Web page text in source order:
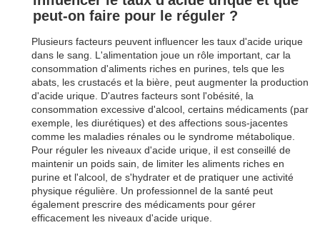
peut-on faire pour le réguler ?
Plusieurs facteurs peuvent influencer les taux d'acide urique
dans le sang. L'alimentation joue un rôle important, car la
consommation d'aliments riches en purines, tels que les
abats, les crustacés et la bière, peut augmenter la production
d'acide urique. D'autres facteurs sont l'obésité, la
consommation excessive d'alcool, certains médicaments (par
exemple, les diurétiques) et des affections sous-jacentes
comme les maladies rénales ou le syndrome métabolique.
Pour réguler les niveaux d'acide urique, il est conseillé de
maintenir un poids sain, de limiter les aliments riches en
purine et l'alcool, de s'hydrater et de pratiquer une activité
physique régulière. Un professionnel de la santé peut
également prescrire des médicaments pour gérer
efficacement les niveaux d'acide urique.